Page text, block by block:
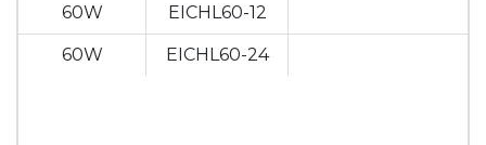
60W EICHL60-12
60W EICHL60-24